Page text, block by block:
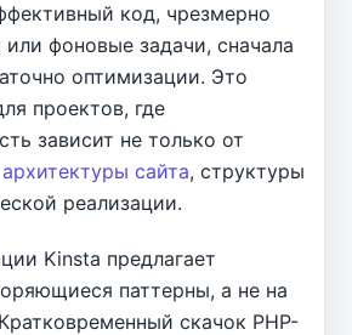
код, чрезмерно
фоновые задачи, сначала
оптимизации. Это
проектов, где
зависит не только от
архитектуры сайта, структуры
реализации.
Kinsta предлагает
паттерны, а не на
скачок PHP-